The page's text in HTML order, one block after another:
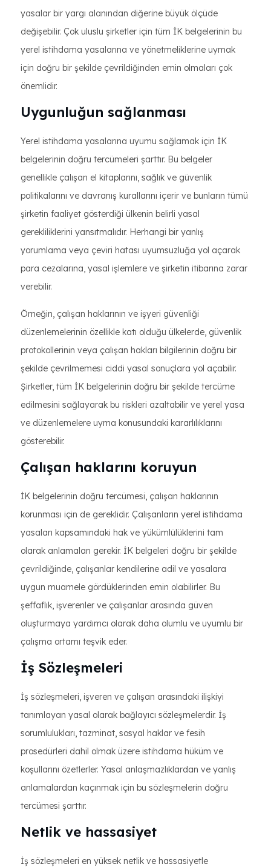
yasalar bir yargı alanından diğerine büyük ölçüde
değişebilir. Çok uluslu şirketler için tüm İK belgelerinin bu
yerel istihdama yasalarına ve yönetmeliklerine uymak
için doğru bir şekilde çevrildiğinden emin olmaları çok
önemlidir.
Uygunluğun sağlanması
Yerel istihdama yasalarına uyumu sağlamak için İK
belgelerinin doğru tercümeleri şarttır. Bu belgeler
genellikle çalışan el kitaplarını, sağlık ve güvenlik
politikalarını ve davranış kurallarını içerir ve bunların tümü
şirketin faaliyet gösterdiği ülkenin belirli yasal
gerekliliklerini yansıtmalıdır. Herhangi bir yanlış
yorumlama veya çeviri hatası uyumsuzluğa yol açarak
para cezalarına, yasal işlemlere ve şirketin itibarına zarar
verebilir.
Örneğin, çalışan haklarının ve işyeri güvenliği
düzenlemelerinin özellikle katı olduğu ülkelerde, güvenlik
protokollerinin veya çalışan hakları bilgilerinin doğru bir
şekilde çevrilmemesi ciddi yasal sonuçlara yol açabilir.
Şirketler, tüm İK belgelerinin doğru bir şekilde tercüme
edilmesini sağlayarak bu riskleri azaltabilir ve yerel yasa
ve düzenlemelere uyma konusundaki kararlılıklarını
gösterebilir.
Çalışan haklarını koruyun
İK belgelerinin doğru tercümesi, çalışan haklarının
korunması için de gereklidir. Çalışanların yerel istihdama
yasaları kapsamındaki hak ve yükümlülüklerini tam
olarak anlamaları gerekir. İK belgeleri doğru bir şekilde
çevrildiğinde, çalışanlar kendilerine adil ve yasalara
uygun muamele gördüklerinden emin olabilirler. Bu
şeffaflık, işverenler ve çalışanlar arasında güven
oluşturmaya yardımcı olarak daha olumlu ve uyumlu bir
çalışma ortamı teşvik eder.
İş Sözleşmeleri
İş sözleşmeleri, işveren ve çalışan arasındaki ilişkiyi
tanımlayan yasal olarak bağlayıcı sözleşmelerdir. İş
sorumlulukları, tazminat, sosyal haklar ve fesih
prosedürleri dahil olmak üzere istihdama hüküm ve
koşullarını özetlerler. Yasal anlaşmazlıklardan ve yanlış
anlamalardan kaçınmak için bu sözleşmelerin doğru
tercümesi şarttır.
Netlik ve hassasiyet
İş sözleşmeleri en yüksek netlik ve hassasiyetle